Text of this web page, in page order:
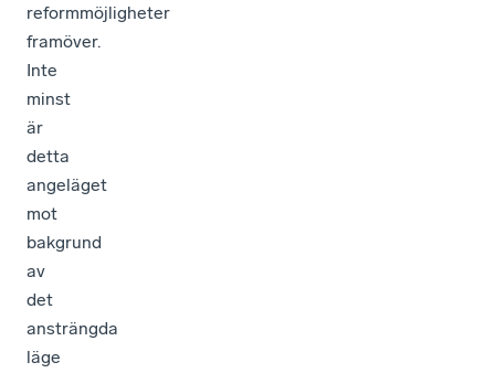
reformmöjligheter
framöver.
Inte
minst
är
detta
angeläget
mot
bakgrund
av
det
ansträngda
läge